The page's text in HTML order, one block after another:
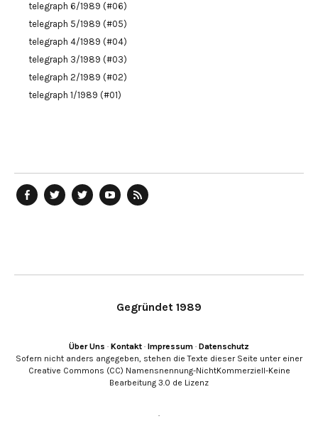
telegraph 6/1989 (#06)
telegraph 5/1989 (#05)
telegraph 4/1989 (#04)
telegraph 3/1989 (#03)
telegraph 2/1989 (#02)
telegraph 1/1989 (#01)
Gegründet 1989
Über Uns · Kontakt · Impressum · Datenschutz
Sofern nicht anders angegeben, stehen die Texte dieser Seite unter einer
Creative Commons (CC) Namensnennung-NichtKommerziell-Keine
Bearbeitung 3.0 de Lizenz